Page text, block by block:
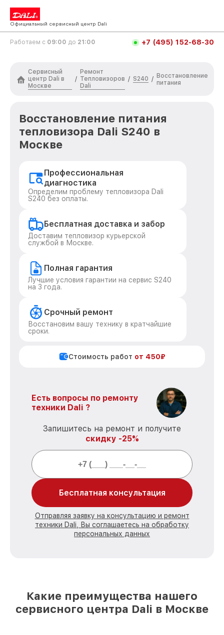
Официальный сервисный центр Dali
Работаем с 09:00 до 21:00 +7 (495) 152-68-30
Сервисный
центр Dali в
Москве
/
Ремонт
Тепловизоров
Dali
/ S240 / Восстановление
питания
Восстановление питания
тепловизора Dali S240 в
Москве
Профессиональная
диагностика
Определим проблему тепловизора Dali
S240 без оплаты.
Бесплатная доставка и забор
Доставим тепловизор курьерской
службой в Москве.
Полная гарантия
Лучшие условия гарантии на сервис S240
на 3 года.
Срочный ремонт
Восстановим вашу технику в кратчайшие
сроки.
Стоимость работ от 450₽
Есть вопросы по ремонту
техники Dali ?
Запишитесь на ремонт и получите
скидку -25%
Бесплатная консультация
Отправляя заявку на консультацию и ремонт
техники Dali, Вы соглашаетесь на обработку
персональных данных
Какие преимущества нашего
сервисного центра Dali в Москве